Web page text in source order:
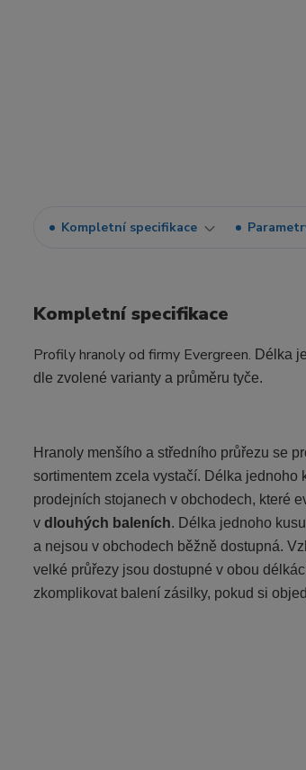
Kompletní specifikace
Kompletní specifikace
Profily hranoly od firmy Evergreen. Délka
dle zvolené varianty a průměru tyče.
Hranoly menšího a středního průřezu se
sortimentem zcela vystačí. Délka jednoho
prodejních stojanech v obchodech, které
v dlouhých baleních. Délka jednoho
a nejsou v obchodech běžně dostupná.
velké průřezy jsou dostupné v obou
zkomplikovat balení zásilky, pokud si